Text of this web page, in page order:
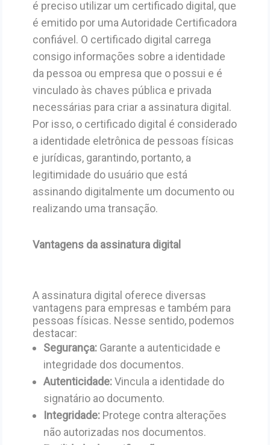
é preciso utilizar um certificado digital, que
é emitido por uma Autoridade Certificadora
confiável. O certificado digital carrega
consigo informações sobre a identidade
da pessoa ou empresa que o possui e é
vinculado às chaves pública e privada
necessárias para criar a assinatura digital.
Por isso, o certificado digital é considerado
a identidade eletrônica de pessoas físicas
e jurídicas, garantindo, portanto, a
legitimidade do usuário que está
assinando digitalmente um documento ou
realizando uma transação.
Vantagens da assinatura digital
A assinatura digital oferece diversas
vantagens para empresas e também para
pessoas físicas. Nesse sentido, podemos
destacar:
Segurança:Garante a autenticidade e
integridade dos documentos.
Autenticidade:Vincula a identidade do
signatário ao documento.
Integridade:Protege contra alterações
não autorizadas nos documentos.